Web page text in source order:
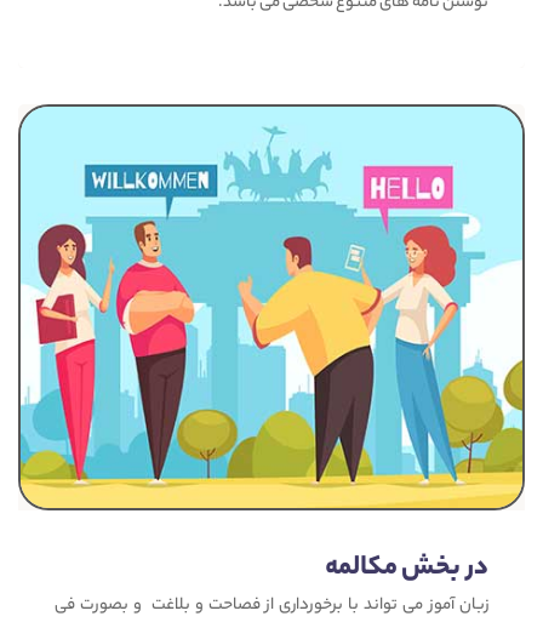
در بخش مکالمه
زبان آموز می تواند با برخورداری از فصاحت و بلاغت و بصورت فی